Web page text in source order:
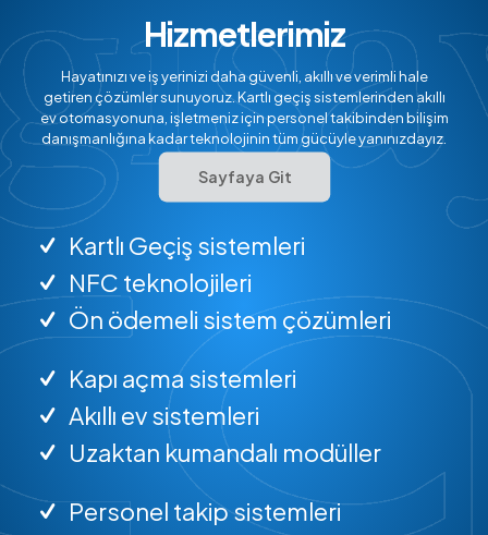
Hizmetlerimiz
Hayatınızı ve iş yerinizi daha güvenli, akıllı ve verimli hale
getiren çözümler sunuyoruz. Kartlı geçiş sistemlerinden akıllı
ev otomasyonuna, işletmeniz için personel takibinden bilişim
danışmanlığına kadar teknolojinin tüm gücüyle yanınızdayız.
Sayfaya Git
Kartlı Geçiş sistemleri
NFC teknolojileri
Ön ödemeli sistem çözümleri
Kapı açma sistemleri
Akıllı ev sistemleri
Uzaktan kumandalı modüller
Personel takip sistemleri